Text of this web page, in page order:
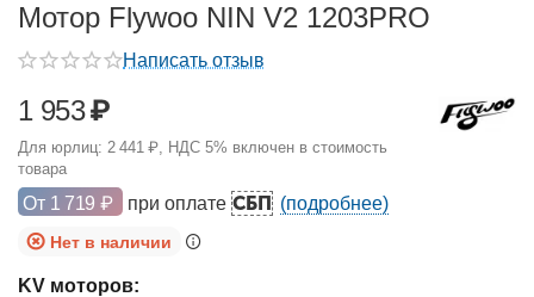
Мотор Flywoo NIN V2 1203PRO
Написать отзыв
1 953₽
Для юрлиц: 2 441 ₽, НДС 5% включен в стоимость
товара
От 1 719 ₽ при оплате СБП (подробнее)
Нет в наличии
KV моторов: